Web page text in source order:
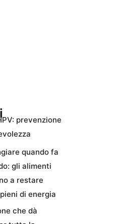
prevenzione
quando fa
gli alimenti
a restare
di energia
che dà